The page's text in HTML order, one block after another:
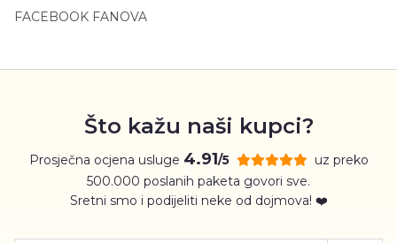
FACEBOOK FANOVA
Što kažu naši kupci?
Prosječna ocjena usluge 4.91/5
uz preko
500.000 poslanih paketa govori sve.
Sretni smo i podijeliti neke od dojmova! ❤️